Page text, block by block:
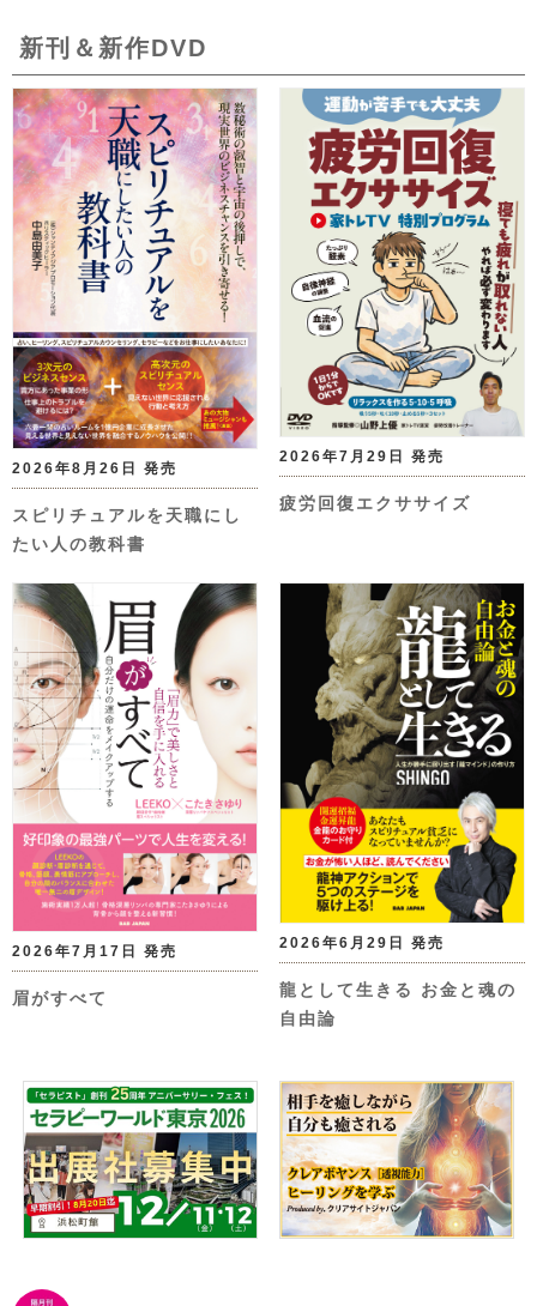
新刊＆新作DVD
2026年8月26日 発売
スピリチュアルを天職にし
たい人の教科書
2026年7月29日 発売
疲労回復エクササイズ
2026年7月17日 発売
眉がすべて
2026年6月29日 発売
龍として生きる お金と魂の
自由論